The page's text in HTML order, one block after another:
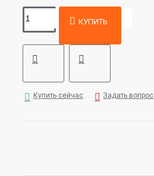
КУПИТЬ
Купить сейчас Задать вопрос